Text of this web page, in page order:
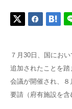
７月30日、国にお
追加されたことを
会議が開催され、８
要請（府有施設を含
研修会